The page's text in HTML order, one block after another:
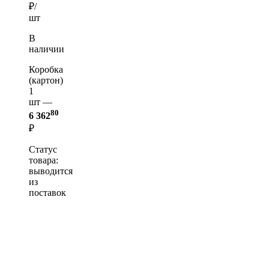
₽/
шт
В
наличии
Коробка
(картон)
1
шт —
6 36280
₽
Статус
товара:
выводится
из
поставок